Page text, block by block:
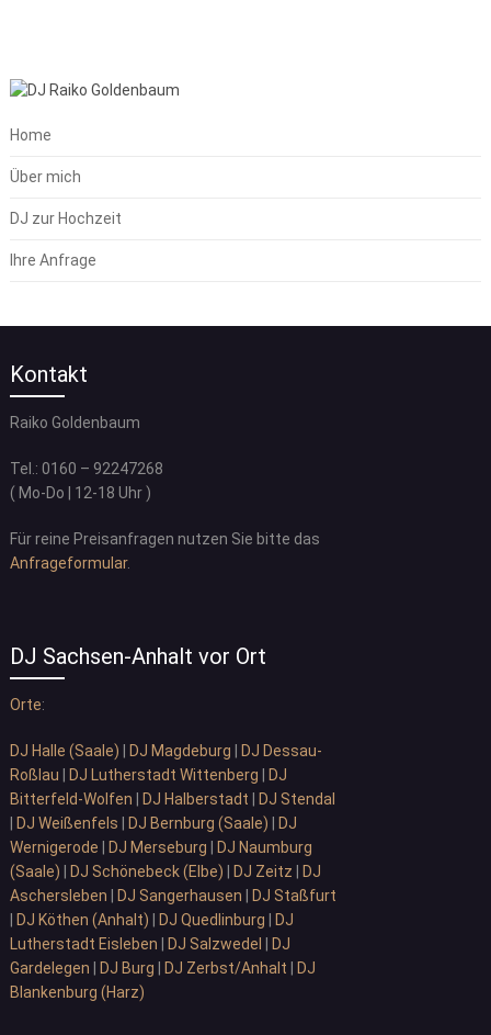
Home
Über mich
DJ zur Hochzeit
Ihre Anfrage
Kontakt
Raiko Goldenbaum
Tel.: 0160 – 92247268
( Mo-Do | 12-18 Uhr )
Für reine Preisanfragen nutzen Sie bitte das
Anfrageformular.
DJ Sachsen-Anhalt vor Ort
Orte:
DJ Halle (Saale) DJ Magdeburg
DJ Dessau-
Roßlau
DJ Lutherstadt Wittenberg
DJ
Bitterfeld-Wolfen
DJ Halberstadt
DJ Stendal
DJ Weißenfels DJ Bernburg (Saale)
DJ
Wernigerode
DJ Merseburg
DJ Naumburg
(Saale)
DJ Schönebeck (Elbe) DJ Zeitz
DJ
Aschersleben
DJ Sangerhausen
DJ Staßfurt
DJ Köthen (Anhalt) DJ Quedlinburg
DJ
Lutherstadt Eisleben
DJ Salzwedel
DJ
Gardelegen
DJ Burg DJ Zerbst/Anhalt
DJ
Blankenburg (Harz)